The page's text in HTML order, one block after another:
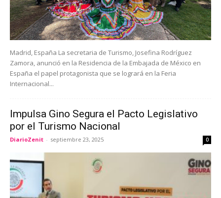
Madrid, España La secretaria de Turismo, Josefina Rodríguez
Zamora, anunció en la Residencia de la Embajada de México en
España el papel protagonista que se logrará en la Feria
Internacional...
Impulsa Gino Segura el Pacto Legislativo
por el Turismo Nacional
DiarioZenit - septiembre 23, 2025 0